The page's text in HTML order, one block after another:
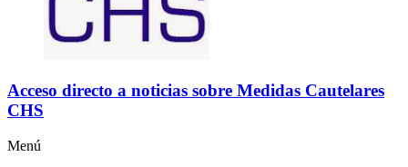
Acceso directo a noticias sobre Medidas Cautelares
CHS
Menú